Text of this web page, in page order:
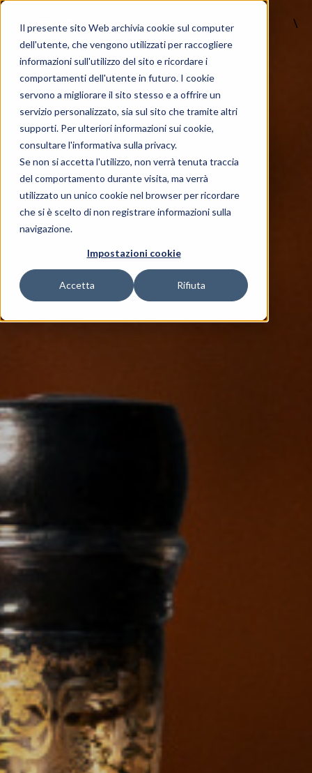
Il presente sito Web archivia cookie sul computer
dell'utente, che vengono utilizzati per raccogliere
informazioni sull'utilizzo del sito e ricordare i
comportamenti dell'utente in futuro. I cookie
servono a migliorare il sito stesso e a offrire un
servizio personalizzato, sia sul sito che tramite altri
supporti. Per ulteriori informazioni sui cookie,
consultare l'informativa sulla privacy.
Se non si accetta l'utilizzo, non verrà tenuta traccia
del comportamento durante visita, ma verrà
utilizzato un unico cookie nel browser per ricordare
che si è scelto di non registrare informazioni sulla
navigazione.
Impostazioni cookie
Accetta Rifiuta
MENU
\